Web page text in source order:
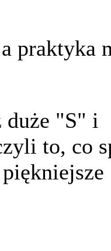
praktyka
duże "S" i
to, co